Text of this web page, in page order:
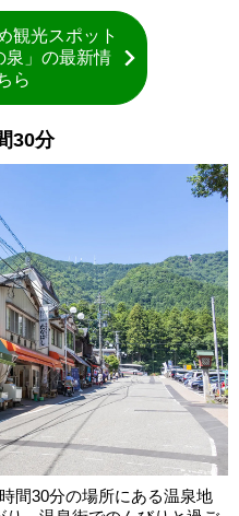
観光スポット
泉」の最新情
ら
30分
間30分の場所にある温泉地